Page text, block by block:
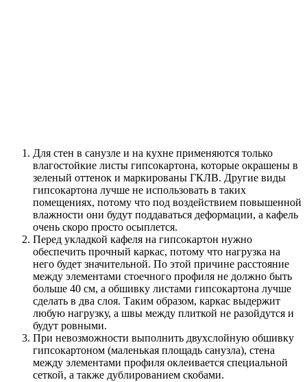
Для стен в санузле и на кухне применяются только
влагостойкие листы гипсокартона, которые окрашены в
зеленый оттенок и маркированы ГКЛВ. Другие виды
гипсокартона лучше не использовать в таких
помещениях, потому что под воздействием повышенной
влажности они будут поддаваться деформации, а кафель
очень скоро просто осыплется.
Перед укладкой кафеля на гипсокартон нужно
обеспечить прочный каркас, потому что нагрузка на
него будет значительной. По этой причине расстояние
между элементами стоечного профиля не должно быть
больше 40 см, а обшивку листами гипсокартона лучше
сделать в два слоя. Таким образом, каркас выдержит
любую нагрузку, а швы между плиткой не разойдутся и
будут ровными.
При невозможности выполнить двухслойную обшивку
гипсокартоном (маленькая площадь санузла), стена
между элементами профиля оклеивается специальной
сеткой, а также дублированием скобами.